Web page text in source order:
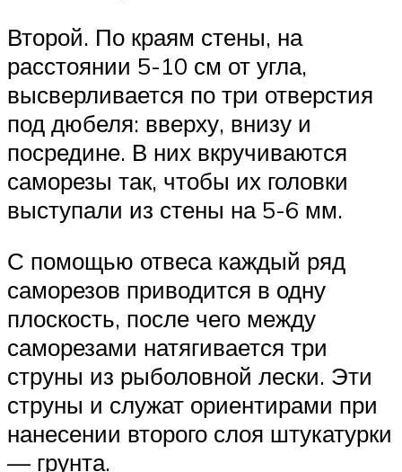
Второй. По краям стены, на
расстоянии 5-10 см от угла,
высверливается по три отверстия
под дюбеля: вверху, внизу и
посредине. В них вкручиваются
саморезы так, чтобы их головки
выступали из стены на 5-6 мм.
С помощью отвеса каждый ряд
саморезов приводится в одну
плоскость, после чего между
саморезами натягивается три
струны из рыболовной лески. Эти
струны и служат ориентирами при
нанесении второго слоя штукатурки
— грунта.